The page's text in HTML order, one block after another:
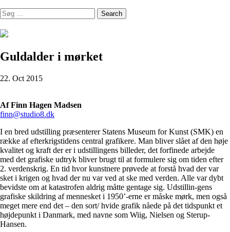
Search
for:
Guldalder i mørket
22. Oct 2015
Af Finn Hagen Madsen
finn@studio8.dk
I en bred udstilling præsenterer Statens Museum for Kunst (SMK) en
række af efterkrigstidens central grafikere. Man bliver slået af den høje
kvalitet og kraft der er i udstillingens billeder, det forfinede arbejde
med det grafiske udtryk bliver brugt til at formulere sig om tiden efter
2. verdenskrig. En tid hvor kunstnere prøvede at forstå hvad der var
sket i krigen og hvad der nu var ved at ske med verden. Alle var dybt
bevidste om at katastrofen aldrig måtte gentage sig. Udstillin-gens
grafiske skildring af mennesket i 1950’-erne er måske mørk, men også
meget mere end det – den sort/ hvide grafik nåede på det tidspunkt et
højdepunkt i Danmark, med navne som Wiig, Nielsen og Sterup-
Hansen.